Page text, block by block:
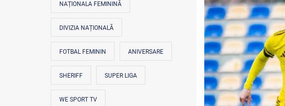
NAȚIONALA FEMININĂ
DIVIZIA NAȚIONALĂ
FOTBAL FEMININ ANIVERSARE
SHERIFF SUPER LIGA
WE SPORT TV